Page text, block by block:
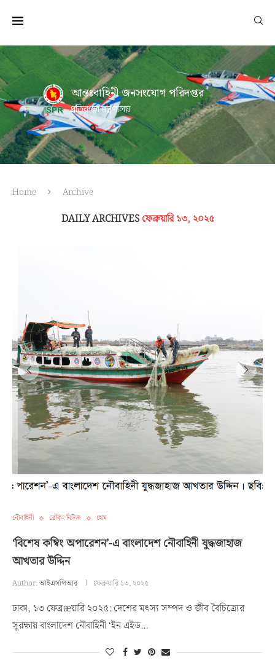
আন্তঃবাহিনী জনসংযোগ পরিদপ্তর
প্রতিরক্ষা মন্ত্রণালয়
Home Archive
DAILY ARCHIVES ফেব্রুয়ারি ১৩, ২০২৫
নৌবাহিনী ব্রেকিং নিউজ হোম
‘বিশেষ কম্বিং অপারেশন’-এ বাংলাদেশ নৌবাহিনী যুদ্ধজাহাজ
আখতার উদ্দিন
Author:আইএসপিআর ফেব্রুয়ারি ১৩, ২০২৫
ঢাকা, ১৩ ফেব্রæয়ারি ২০২৫: দেশের মৎস্য সম্পদ ও জীব বৈচিত্র্যের
সুরক্ষায় বাংলাদেশ নৌবাহিনী ‘ইন এইড…